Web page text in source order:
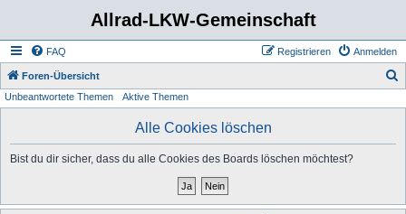
Allrad-LKW-Gemeinschaft
FAQ Anmelden
Registrieren
Foren-Übersicht
Unbeantwortete Themen Aktive Themen
Alle Cookies löschen
Bist du dir sicher, dass du alle Cookies des Boards löschen möchtest?